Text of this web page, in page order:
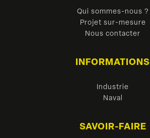
Qui sommes-nous ?
Projet sur-mesure
Nous contacter
INFORMATIONS
Industrie
Naval
SAVOIR-FAIRE